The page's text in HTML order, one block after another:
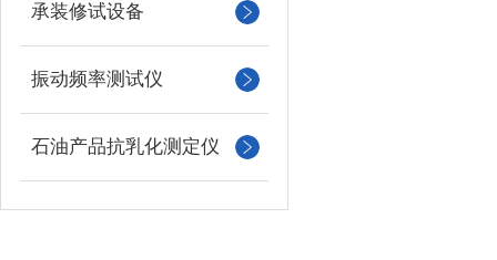
承装修试设备
振动频率测试仪
石油产品抗乳化测定仪